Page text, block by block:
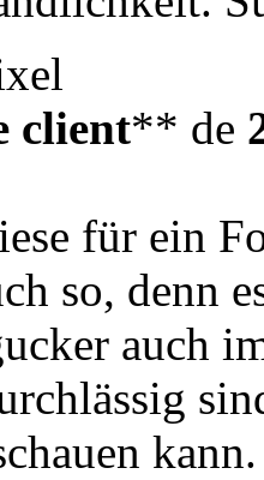
client** de
für ein
so, denn
auch
kann.